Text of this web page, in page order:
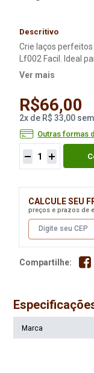
Descritivo
Crie laços
Lf002 Facil. Ideal
artesanais, esse
Ver mais
R$66,00
2x de R$ 33,00
Outras formas
CALCULE SEU
preços e prazos de
Compartilhe:
Marca